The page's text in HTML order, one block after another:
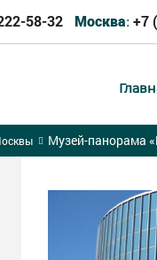
58-32 Москва: +7
Музей-панорама